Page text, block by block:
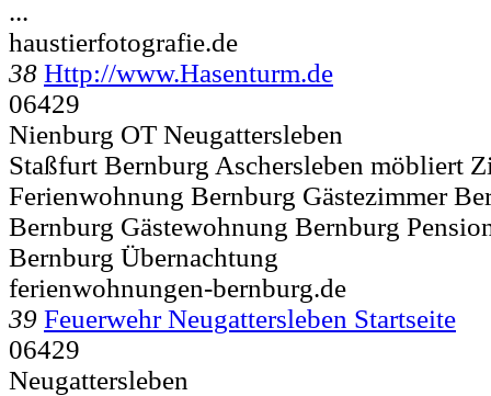
...
haustierfotografie.de
38 Http://www.Hasenturm.de
06429
Nienburg OT Neugattersleben
Staßfurt Bernburg Aschersleben möbliert
Ferienwohnung Bernburg Gästezimmer
Bernburg Gästewohnung Bernburg
Bernburg Übernachtung
ferienwohnungen-bernburg.de
39 Feuerwehr Neugattersleben Startseite
06429
Neugattersleben